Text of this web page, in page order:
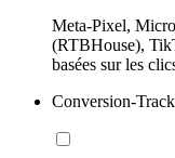
Meta-Pixel,
(RTBHouse),
basées sur les
Conversion-